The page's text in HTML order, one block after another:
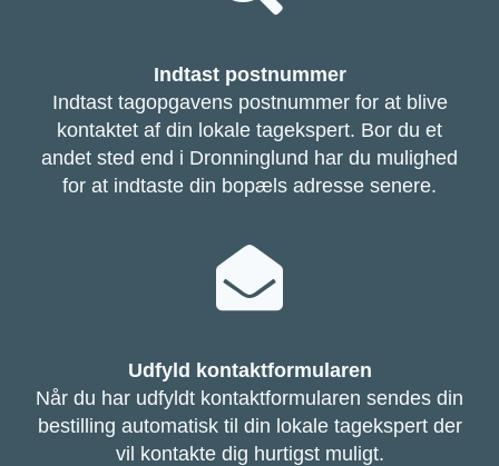
Indtast postnummer
Indtast tagopgavens postnummer for at blive
kontaktet af din lokale tagekspert. Bor du et
andet sted end i Dronninglund har du mulighed
for at indtaste din bopæls adresse senere.
Udfyld kontaktformularen
Når du har udfyldt kontaktformularen sendes din
bestilling automatisk til din lokale tagekspert der
vil kontakte dig hurtigst muligt.